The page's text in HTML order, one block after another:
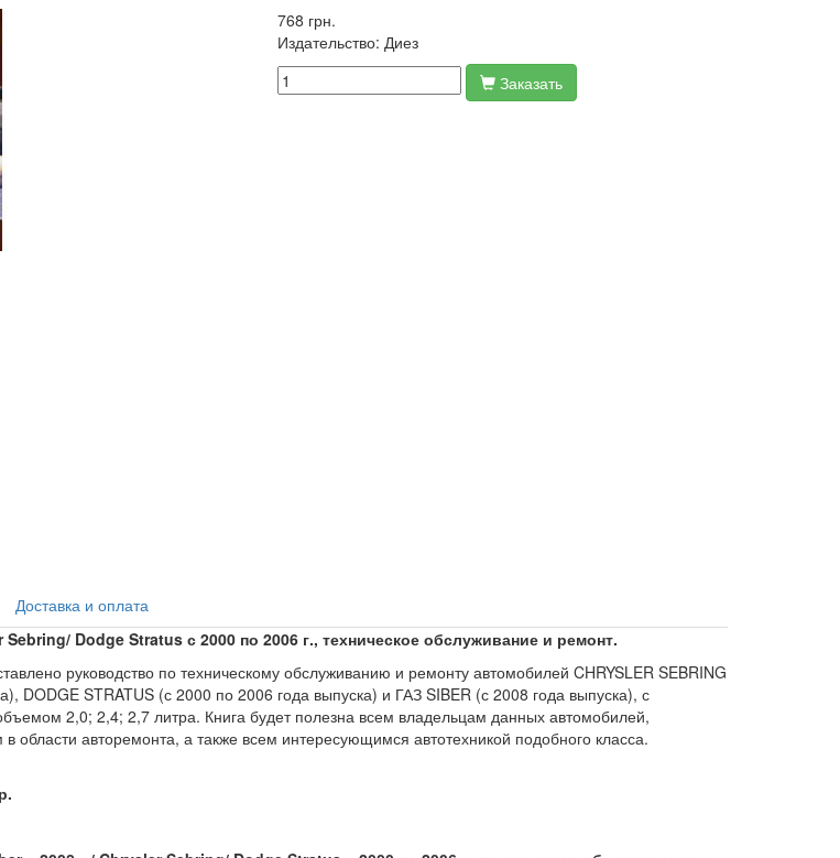
768 грн.
Издательство: Диез
Заказать
Доставка и оплата
Sebring/ Dodge Stratus с 2000 по 2006 г., техническое обслуживание и ремонт.
руководство по техническому обслуживанию и ремонту автомобилей CHRYSLER SEBRING
DODGE STRATUS (с 2000 по 2006 года выпуска) и ГАЗ SIBER (с 2008 года выпуска), с
2,0; 2,4; 2,7 литра. Книга будет полезна всем владельцам данных автомобилей,
области авторемонта, а также всем интересующимся автотехникой подобного класса.